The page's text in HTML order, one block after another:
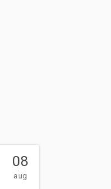
08
aug